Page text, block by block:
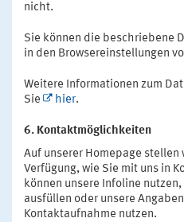
nicht.
Sie können die beschriebene
in den Browsereinstellungen
Weitere Informationen zum
Sie
hier.
6. Kontaktmöglichkeiten
Auf unserer Homepage
Verfügung, wie Sie mit uns in
können unsere Infoline
ausfüllen oder unsere
Kontaktaufnahme nutzen.